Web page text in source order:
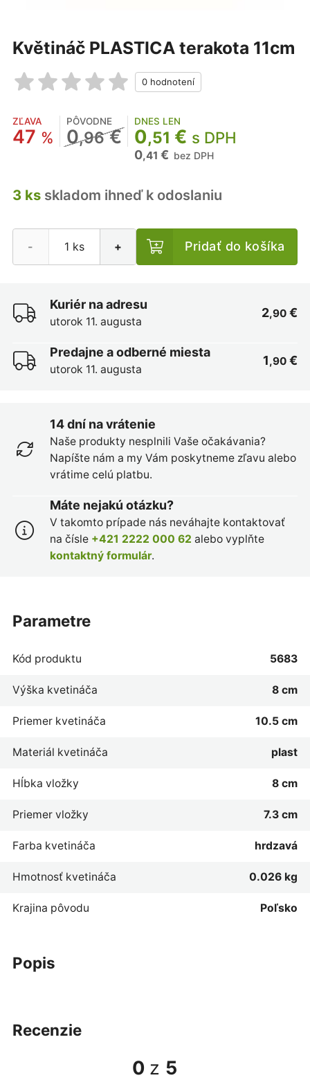
Květináč PLASTICA terakota 11cm
ZĽAVA
47 %
PÔVODNE
0,96€
DNES LEN
0,51 € s DPH
0,41 € bez DPH
3 ksskladom ihneď k odoslaniu
- + Pridať do košíka
Kuriér na adresu
utorok 11. augusta
2,90 €
Predajne a odberné miesta
utorok 11. augusta
1,90 €
14 dní na vrátenie
Naše produkty nesplnili Vaše očakávania?
Napíšte nám a my Vám poskytneme zľavu alebo
vrátime celú platbu.
Máte nejakú otázku?
V takomto prípade nás neváhajte kontaktovať
na čísle +421 2222 000 62 alebo vyplňte
kontaktný formulár.
popis
parametre
Kód produktu 5683
Výška kvetináča 8 cm
Priemer kvetináča 10.5 cm
Materiál kvetináča plast
Hĺbka vložky 8 cm
Priemer vložky 7.3 cm
Farba kvetináča hrdzavá
Hmotnosť kvetináča 0.026 kg
Krajina pôvodu Poľsko
recenzie
0 z 5